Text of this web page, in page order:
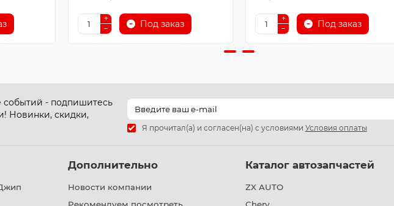
Под заказ Под заказ
событий - подпишитесь
Новинки, скидки,
Я прочитал(а) и согласен(на) с условиями Условия оплаты
Дополнительно
Новости компании
Каталог автозапчастей
ZX AUTO